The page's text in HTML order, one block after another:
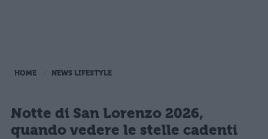
HOME NEWS LIFESTYLE
Notte di San Lorenzo 2026,
quando vedere le stelle cadenti